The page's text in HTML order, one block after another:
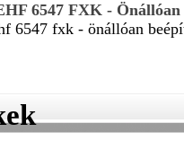
6547 FXK - Önállóan
6547 fxk - önállóan